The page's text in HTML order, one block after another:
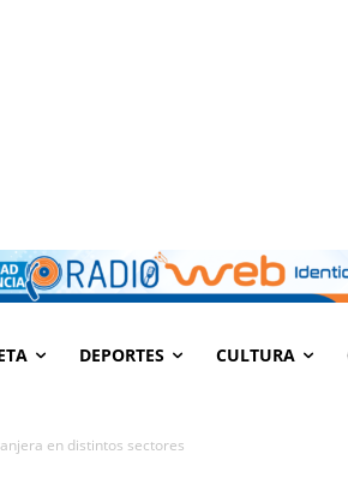
DEPORTES CULTURA
en distintos sectores